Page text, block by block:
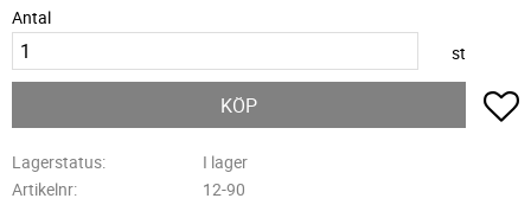
Antal
st
KÖP
Lagerstatus
I lager
Artikelnr
12-90